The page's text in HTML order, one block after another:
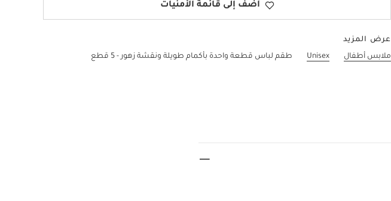
أضف إلى قائمة الأمنيات
عرض المزيد
ملابس أطفال
Unisex طقم لباس قطعة واحدة بأكمام طويلة ونقشة زهور - 5 قطع